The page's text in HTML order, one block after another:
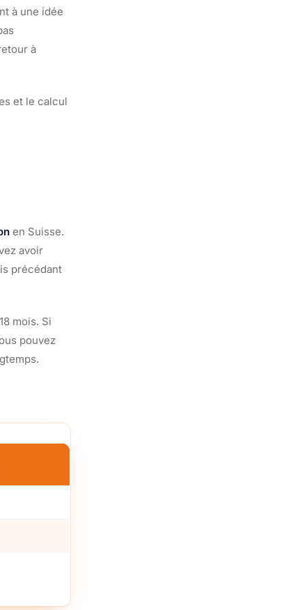
à une idée
à
et le calcul
en Suisse.
avoir
précédant
mois. Si
pouvez